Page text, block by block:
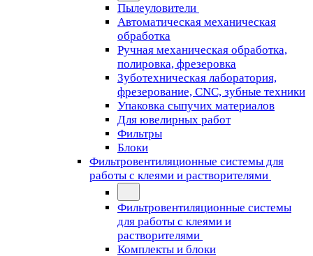
Пылеуловители
Автоматическая механическая
обработка
Ручная механическая обработка,
полировка, фрезеровка
Зуботехническая лаборатория,
фрезерование, CNC, зубные техники
Упаковка сыпучих материалов
Для ювелирных работ
Фильтры
Блоки
Фильтровентиляционные системы для
работы с клеями и растворителями
Фильтровентиляционные системы
для работы с клеями и
растворителями
Комплекты и блоки